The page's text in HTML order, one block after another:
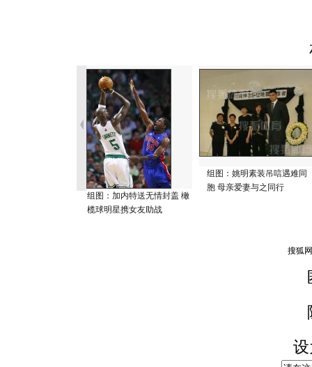
组图：加内特送无情封盖 橄
榄球明星携女友助战
组图：姚明素装吊唁遇难同
胞 母亲爱妻与之同行